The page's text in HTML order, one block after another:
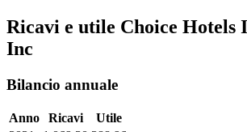
Ricavi e utile Choice Hotels
Inc
Bilancio annuale
Anno Ricavi
Utile